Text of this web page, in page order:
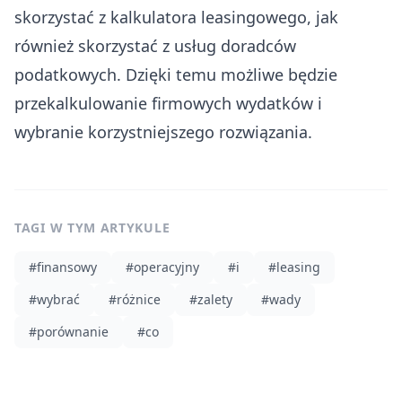
skorzystać z kalkulatora leasingowego, jak
również skorzystać z usług doradców
podatkowych. Dzięki temu możliwe będzie
przekalkulowanie firmowych wydatków i
wybranie korzystniejszego rozwiązania.
TAGI W TYM ARTYKULE
#finansowy #operacyjny #i #leasing
#wybrać #różnice #zalety #wady
#porównanie #co